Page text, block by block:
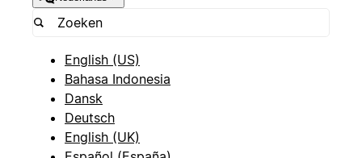
English (US)
Bahasa Indonesia
Dansk
Deutsch
English (UK)